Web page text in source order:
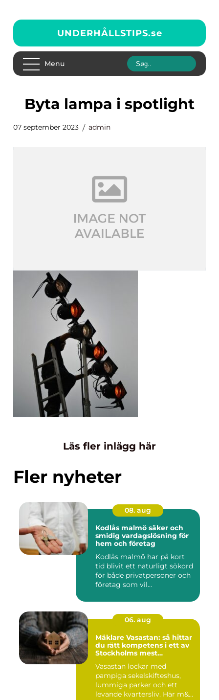
UNDERHÅLLSTIPS.se
Menu
byta lampa i spotlight
07 september 2023 admin
Läs fler inlägg här
Fler nyheter
08. aug
Kodlås malmö säker och
smidig vardagslösning för
hem och företag
Kodlås malmö har på kort
tid blivit ett naturligt sökord
för både privatpersoner och
företag som vil...
06. aug
Mäklare Vasastan: så hittar
du rätt kompetens i ett av
Stockholms mest
Vasastan lockar med
pampiga sekelskifteshus,
lummiga parker och ett
levande kvartersliv. Här m&...